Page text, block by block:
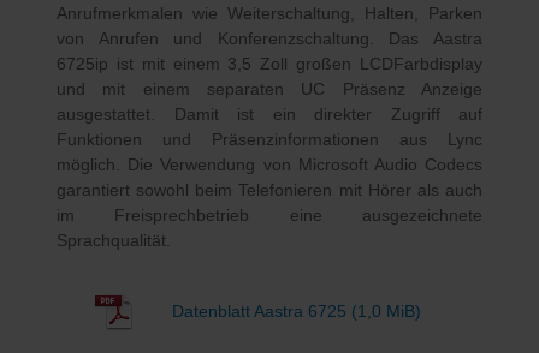
Anrufmerkmalen wie Weiterschaltung, Halten, Parken
von Anrufen und Konferenzschaltung. Das Aastra
6725ip ist mit einem 3,5 Zoll großen LCDFarbdisplay
und mit einem separaten UC Präsenz Anzeige
ausgestattet. Damit ist ein direkter Zugriff auf
Funktionen und Präsenzinformationen aus Lync
möglich. Die Verwendung von Microsoft Audio Codecs
garantiert sowohl beim Telefonieren mit Hörer als auch
im Freisprechbetrieb eine ausgezeichnete
Sprachqualität.
Datenblatt Aastra 6725 (1,0 MiB)